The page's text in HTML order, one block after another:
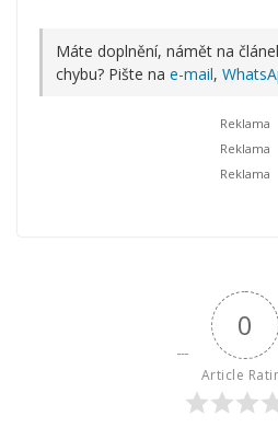
Máte doplnění, námět na
chybu? Pište na e-mail,
0
Article